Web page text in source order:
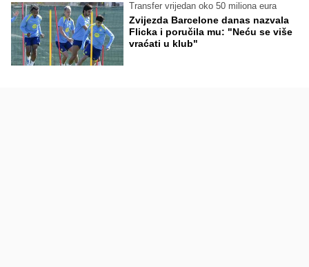
Transfer vrijedan oko 50 miliona eura
Zvijezda Barcelone danas nazvala
Flicka i poručila mu: "Neću se više
vraćati u klub"